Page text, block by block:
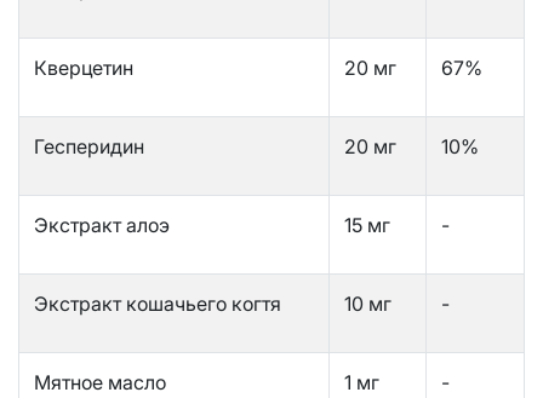
Кверцетин 20 мг 67%
Гесперидин 20 мг 10%
Экстракт алоэ 15 мг -
Экстракт кошачьего когтя 10 мг -
Мятное масло 1 мг -